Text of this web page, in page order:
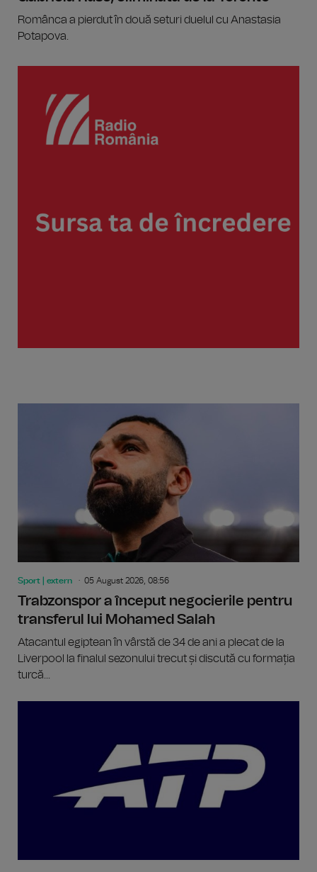
Românca a pierdut în două seturi duelul cu Anastasia
Potapova.
Sport | extern 05 August 2026, 08:56
Trabzonspor a început negocierile pentru
transferul lui Mohamed Salah
Atacantul egiptean în vârstă de 34 de ani a plecat de la
Liverpool la finalul sezonului trecut și discută cu formația
turcă...